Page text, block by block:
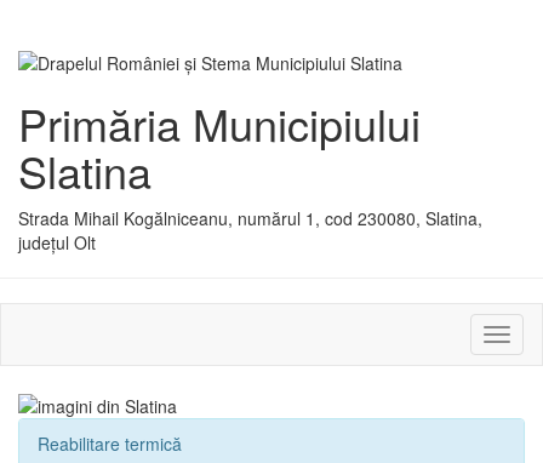
Primăria Municipiului
Slatina
Strada Mihail Kogălniceanu, numărul 1, cod 230080, Slatina,
județul Olt
sau
Reabilitare termică